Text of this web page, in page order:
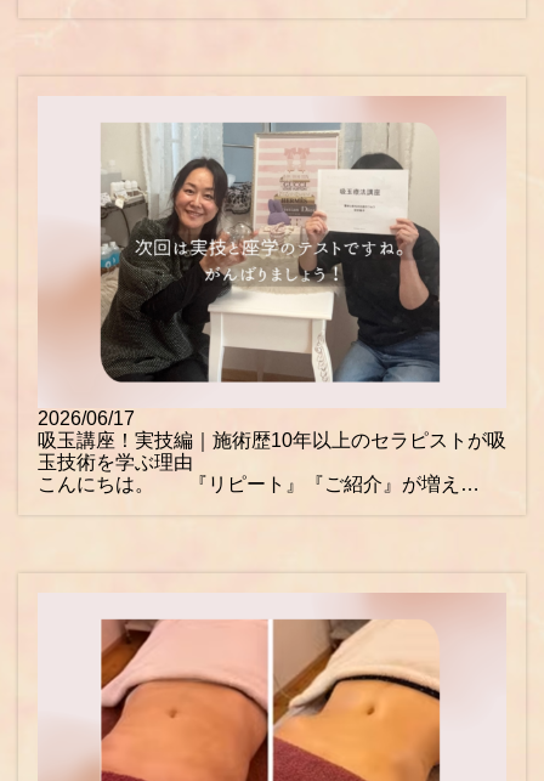
2026/06/17
吸玉講座！実技編｜施術歴10年以上のセラピストが吸
玉技術を学ぶ理由
こんにちは。 『リピート』『ご紹介』が増え…